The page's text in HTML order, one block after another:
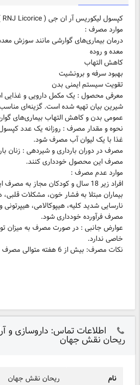
کپسول لیکوریس آر ان جی ( RNJ Licorice )
درمان بیماری‌های گوارشی مانند سوزش
تقویت سیستم ایمنی بدن
معرفی محصول : یک مکمل دارویی و غذایی
شیرین بیان تهیه شده است. گزینه‌ای
عمومی بدن و کاهش التهاب بیماری‌های
نحوه و مقدار مصرف : روزانه یک عدد
غذا با یک لیوان آب مصرف شود.
مصرف در دوران بارداری و شیردهی : زنان
مصرف این محصول خودداری کنند.
موارد عدم مصرف :
بیماران مبتلا به فشار خون، مشکلات
نارسایی شدید کلیه، هیپوکالامی،
عوارض جانبی : در صورت مصرف به میزان
خاصی ندارد.
نکات مصرف: بیش از 6 هفته متوالی مصرف نشود.
اطلاعات تماس: داروسازی و
ریحان نقش جهان
نام ریحان نقش جهان